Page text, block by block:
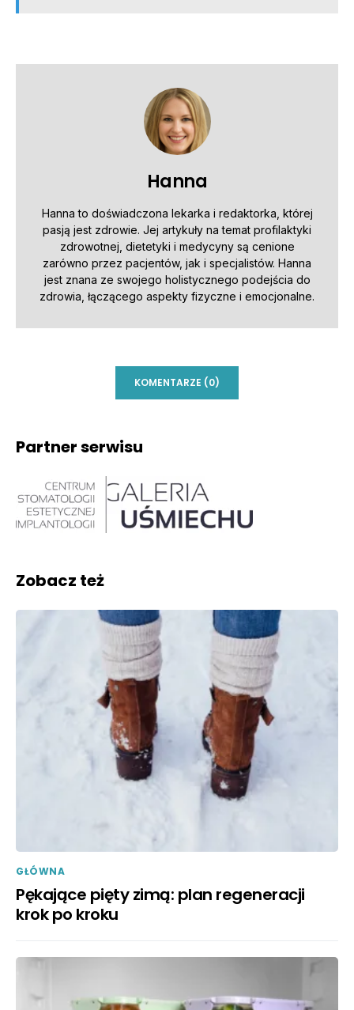
Hanna
Hanna to doświadczona lekarka i redaktorka, której
pasją jest zdrowie. Jej artykuły na temat profilaktyki
zdrowotnej, dietetyki i medycyny są cenione
zarówno przez pacjentów, jak i specjalistów. Hanna
jest znana ze swojego holistycznego podejścia do
zdrowia, łączącego aspekty fizyczne i emocjonalne.
KOMENTARZE (0)
Partner serwisu
Zobacz też
GŁÓWNA
Pękające pięty zimą: plan regeneracji
krok po kroku